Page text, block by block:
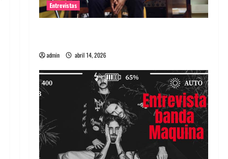
Entrevistas
admin abril 14, 2026